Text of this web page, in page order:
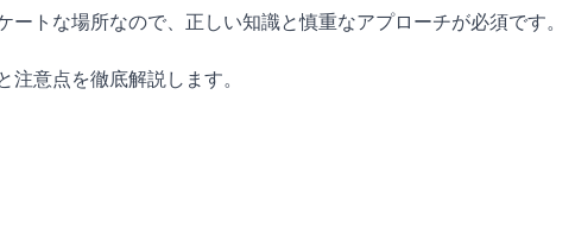
ートな場所なので、正しい知識と慎重なアプローチが必須です。
意点を徹底解説します。